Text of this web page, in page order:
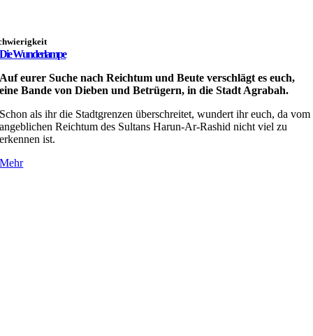
Die Wunderlampe
Auf eurer Suche nach Reichtum und Beute verschlägt es euch,
eine Bande von Dieben und Betrügern, in die Stadt Agrabah.
Schon als ihr die Stadtgrenzen überschreitet, wundert ihr euch, da vom
angeblichen Reichtum des Sultans Harun-Ar-Rashid nicht viel zu
erkennen ist.
Mehr